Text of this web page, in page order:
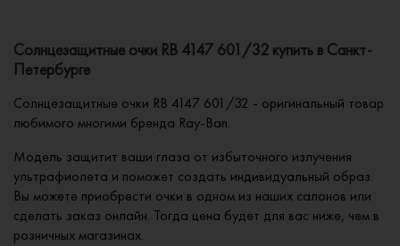
Солнцезащитные очки RB 4147 601/32 купить в Санкт-
Петербурге
Солнцезащитные очки RB 4147 601/32 - оригинальный товар
любимого многими бренда Ray-Ban.
Модель защитит ваши глаза от избыточного излучения
ультрафиолета и поможет создать индивидуальный образ.
Вы можете приобрести очки в одном из наших салонов или
сделать заказ онлайн. Тогда цена будет для вас ниже, чем в
розничных магазинах.